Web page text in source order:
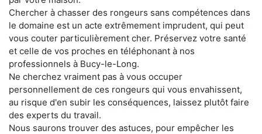
Chercher à chasser des rongeurs sans compétences dans
le domaine est un acte extrêmement imprudent, qui peut
vous couter particulièrement cher. Préservez votre santé
et celle de vos proches en téléphonant à nos
professionnels à Bucy-le-Long.
Ne cherchez vraiment pas à vous occuper
personnellement de ces rongeurs qui vous envahissent,
au risque d'en subir les conséquences, laissez plutôt faire
des experts du travail.
Nous saurons trouver des astuces, pour empêcher les